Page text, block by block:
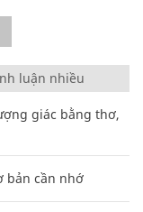
luận nhiều
giác bằng thơ,
bản cần nhớ